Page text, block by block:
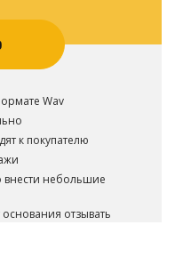
Wav
к покупателю
небольшие
отзывать